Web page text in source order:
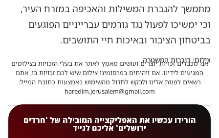
מתמשך להגברת המשילות והאכיפה במזרח העיר,
וכי ימשיכו לפעול נגד גורמים עברייניים הפוגעים
בביטחון הציבור ובאיכות חיי התושבים.
צילום: דוברות המשטרה
אנו מכבדים זכויות יוצרים ועושים מאמץ לאתר את בעלי הזכויות בצילומים
המגיעים לידינו. אם זיהיתים בפרסומינו צילום שיש לכם זכויות בו, אתם
רשאים לפנות אלינו ולבקש לחדול מהשימוש באמצעות כתובת המייל:
haredim.jerusalem@gmail.com
הורידו עכשיו את האפליקצייה המובילה של 'חרדים
ירושלים' אליכם לנייד